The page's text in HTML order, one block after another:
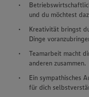
und du möchtest
Kreativität bringst
Dinge
Teamarbeit macht
anderen zusammen.
Ein sympathisches
für dich